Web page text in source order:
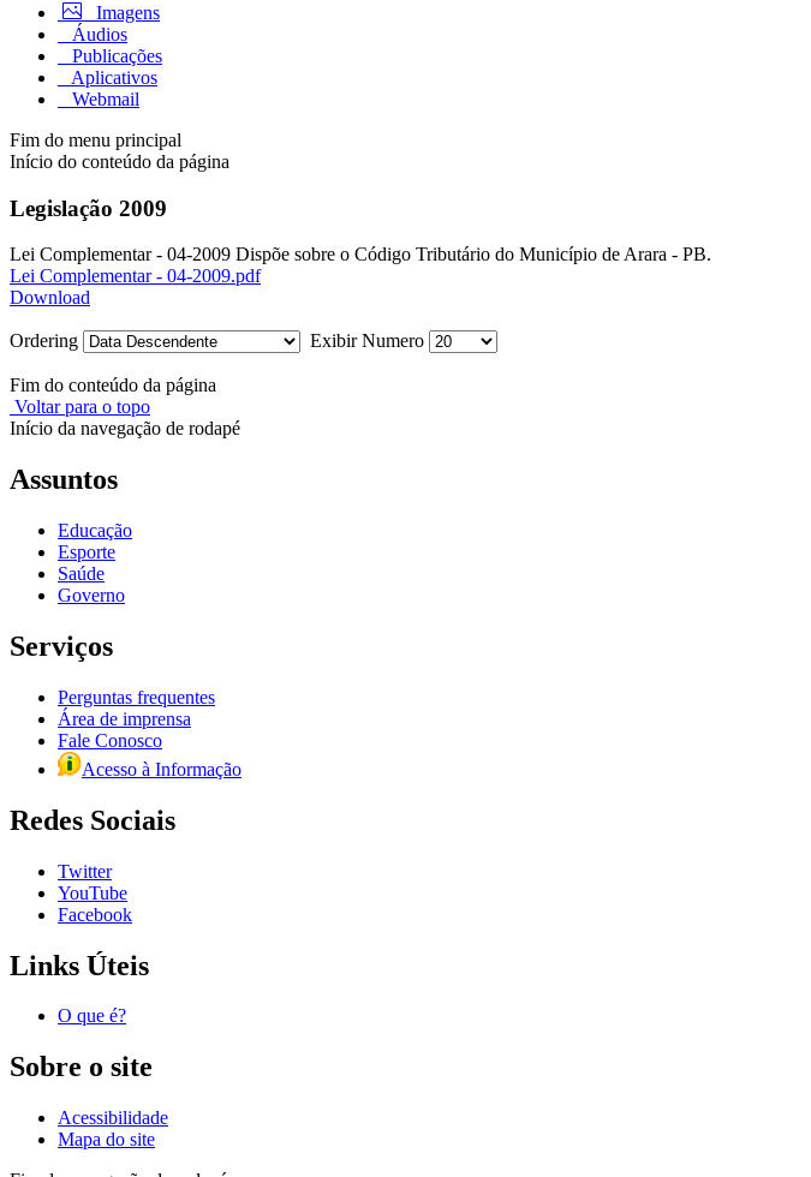
Imagens
Áudios
Publicações
Aplicativos
Webmail
Fim do menu principal
Início do conteúdo da página
Legislação 2009
Lei Complementar - 04-2009 Dispõe sobre o Código Tributário do Município de Arara - PB.
Lei Complementar - 04-2009.pdf
Download
Ordering Exibir Numero
Fim do conteúdo da página
Voltar para o topo
Início da navegação de rodapé
Assuntos
Educação
Esporte
Saúde
Governo
Serviços
Perguntas frequentes
Área de imprensa
Fale Conosco
Acesso à Informação
Redes Sociais
Twitter
YouTube
Facebook
Links Úteis
O que é?
Sobre o site
Acessibilidade
Mapa do site